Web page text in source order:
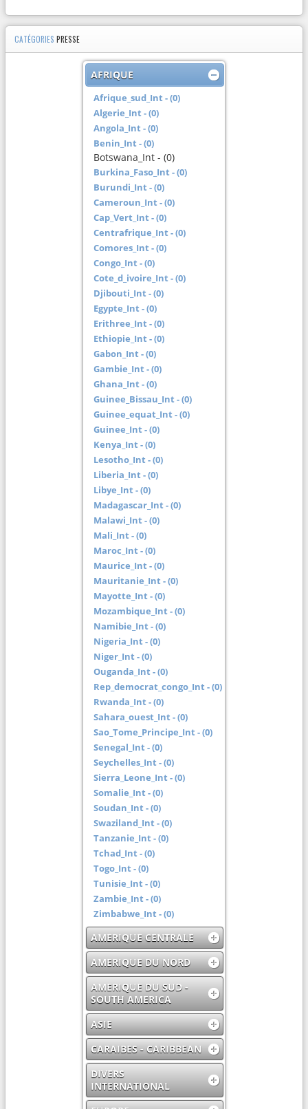
CATÉGORIES PRESSE
AFRIQUE
Afrique_sud_Int - (0)
Algerie_Int - (0)
Angola_Int - (0)
Benin_Int - (0)
Botswana_Int - (0)
Burkina_Faso_Int - (0)
Burundi_Int - (0)
Cameroun_Int - (0)
Cap_Vert_Int - (0)
Centrafrique_Int - (0)
Comores_Int - (0)
Congo_Int - (0)
Cote_d_ivoire_Int - (0)
Djibouti_Int - (0)
Egypte_Int - (0)
Erithree_Int - (0)
Ethiopie_Int - (0)
Gabon_Int - (0)
Gambie_Int - (0)
Ghana_Int - (0)
Guinee_Bissau_Int - (0)
Guinee_equat_Int - (0)
Guinee_Int - (0)
Kenya_Int - (0)
Lesotho_Int - (0)
Liberia_Int - (0)
Libye_Int - (0)
Madagascar_Int - (0)
Malawi_Int - (0)
Mali_Int - (0)
Maroc_Int - (0)
Maurice_Int - (0)
Mauritanie_Int - (0)
Mayotte_Int - (0)
Mozambique_Int - (0)
Namibie_Int - (0)
Nigeria_Int - (0)
Niger_Int - (0)
Ouganda_Int - (0)
Rep_democrat_congo_Int - (0)
Rwanda_Int - (0)
Sahara_ouest_Int - (0)
Sao_Tome_Principe_Int - (0)
Senegal_Int - (0)
Seychelles_Int - (0)
Sierra_Leone_Int - (0)
Somalie_Int - (0)
Soudan_Int - (0)
Swaziland_Int - (0)
Tanzanie_Int - (0)
Tchad_Int - (0)
Togo_Int - (0)
Tunisie_Int - (0)
Zambie_Int - (0)
Zimbabwe_Int - (0)
AMERIQUE CENTRALE
AMERIQUE DU NORD
AMERIQUE DU SUD -
SOUTH AMERICA
ASIE
CARAIBES - CARIBBEAN
DIVERS
INTERNATIONAL